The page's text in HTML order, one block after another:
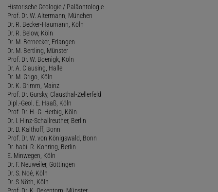
Historische Geologie / Paläontologie
Prof. Dr. W. Altermann, München
Dr. R. Becker-Haumann, Köln
Dr. R. Below, Köln
Dr. M. Bernecker, Erlangen
Dr. M. Bertling, Münster
Prof. Dr. W. Boenigk, Köln
Dr. A. Clausing, Halle
Dr. M. Grigo, Köln
Dr. K. Grimm, Mainz
Prof. Dr. Gursky, Clausthal-Zellerfeld
Dipl.-Geol. E. Haaß, Köln
Prof. Dr. H.-G. Herbig, Köln
Dr. I. Hinz-Schallreuther, Berlin
Dr. D. Kalthoff, Bonn
Prof. Dr. W. von Königswald, Bonn
Dr. habil R. Kohring, Berlin
E. Minwegen, Köln
Dr. F. Neuweiler, Göttingen
Dr. S. Noé, Köln
Dr. S Nöth, Köln
Prof. Dr. K. Oekentorp, Münster